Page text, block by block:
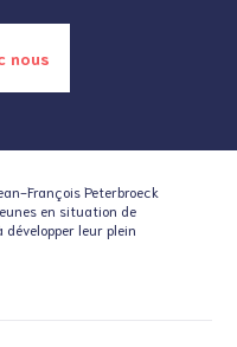
nous
François Peterbroeck
en situation de
leur plein